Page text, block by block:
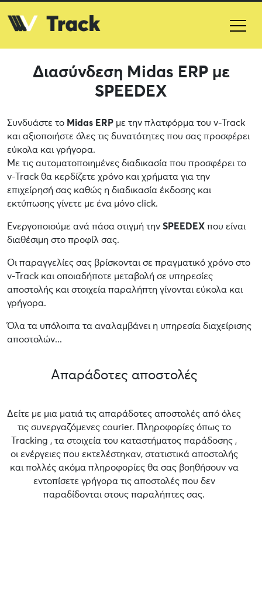
Διασύνδεση Midas ERP με
SPEEDEX
Συνδυάστε το Midas ERP με την πλατφόρμα του v-Track
και αξιοποιήστε όλες τις δυνατότητες που σας προσφέρει
εύκολα και γρήγορα.
Με τις αυτοματοποιημένες διαδικασία που προσφέρει το
v-Track θα κερδίζετε χρόνο και χρήματα για την
επιχείρησή σας καθώς η διαδικασία έκδοσης και
εκτύπωσης γίνετε με ένα μόνο click.
Ενεργοποιούμε ανά πάσα στιγμή την SPEEDEX που είναι
διαθέσιμη στο προφίλ σας.
Οι παραγγελίες σας βρίσκονται σε πραγματικό χρόνο στο
v-Track και οποιαδήποτε μεταβολή σε υπηρεσίες
αποστολής και στοιχεία παραλήπτη γίνονται εύκολα και
γρήγορα.
Όλα τα υπόλοιπα τα αναλαμβάνει η υπηρεσία διαχείρισης
αποστολών...
Απαράδοτες αποστολές
Δείτε με μια ματιά τις απαράδοτες αποστολές από όλες
τις συνεργαζόμενες courier. Πληροφορίες όπως το
Tracking , τα στοιχεία του καταστήματος παράδοσης ,
οι ενέργειες που εκτελέστηκαν, στατιστικά αποστολής
και πολλές ακόμα πληροφορίες θα σας βοηθήσουν να
εντοπίσετε γρήγορα τις αποστολές που δεν
παραδίδονται στους παραλήπτες σας.